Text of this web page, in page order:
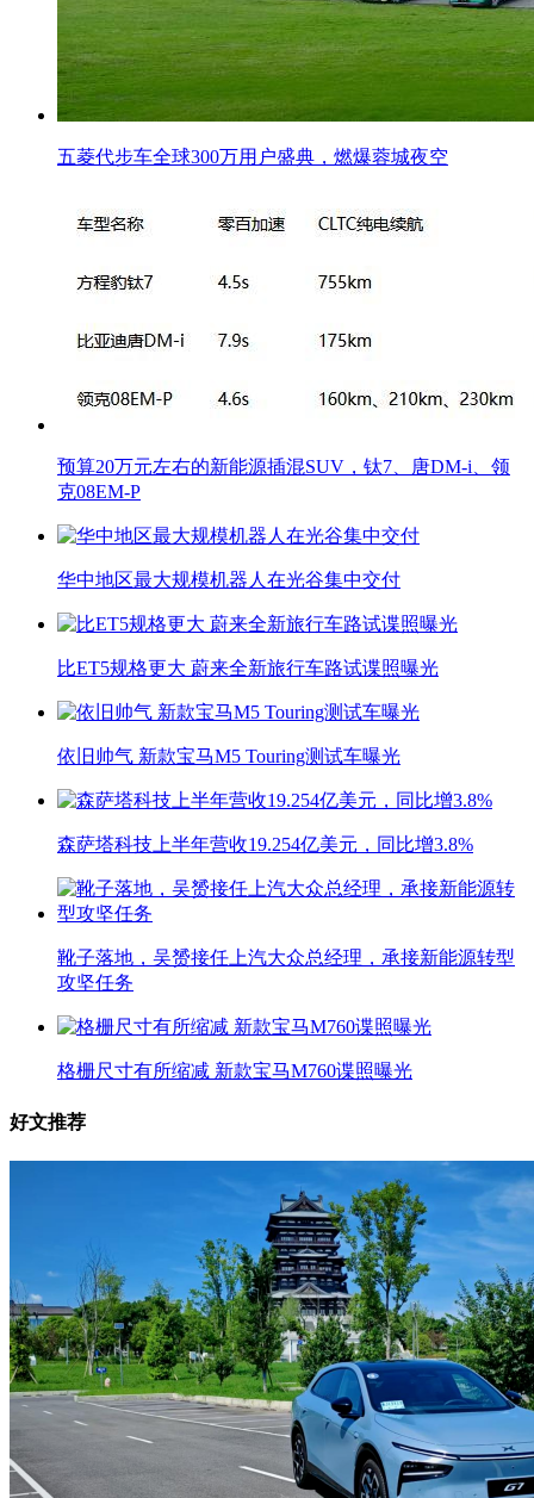
五菱代步车全球300万用户盛典，燃爆蓉城夜空
预算20万元左右的新能源插混SUV，钛7、唐DM-i、领
克08EM-P
华中地区最大规模机器人在光谷集中交付
比ET5规格更大 蔚来全新旅行车路试谍照曝光
依旧帅气 新款宝马M5 Touring测试车曝光
森萨塔科技上半年营收19.254亿美元，同比增3.8%
靴子落地，吴赟接任上汽大众总经理，承接新能源转型
攻坚任务
格栅尺寸有所缩减 新款宝马M760谍照曝光
好文推荐